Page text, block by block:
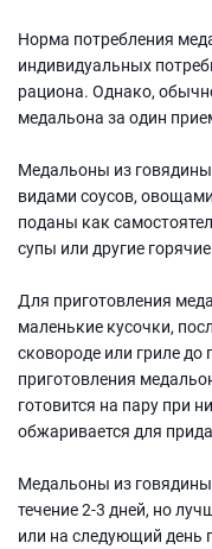
Норма потребления
индивидуальных
рациона. Однако,
медальона за один
Медальоны из
видами соусов,
поданы как
супы или другие
Для приготовления
маленькие кусочки,
сковороде или гриле до
приготовления
готовится на пару при
обжаривается для
Медальоны из
течение 2-3 дней, но
или на следующий день